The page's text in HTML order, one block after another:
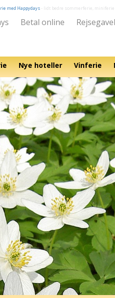
med Happydays - lidt bedre sommerferie, miniferie
Betal online
Nye hoteller Vinferie